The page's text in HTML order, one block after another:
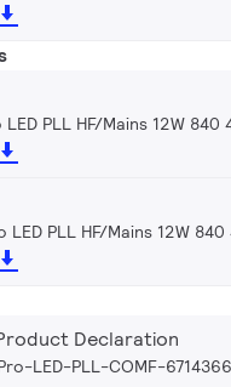
PLL HF/Mains 12W 840
LED PLL HF/Mains 12W 840
Declaration
LED-PLL-COMF-